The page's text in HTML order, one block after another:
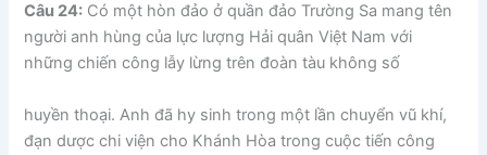
Câu 24: Có một hòn đảo ở quần đảo Trường Sa mang tên
người anh hùng của lực lượng Hải quân Việt Nam với
những chiến công lẫy lừng trên đoàn tàu không số
huyền thoại. Anh đã hy sinh trong một lần chuyển vũ khí,
đạn dược chi viện cho Khánh Hòa trong cuộc tiến công